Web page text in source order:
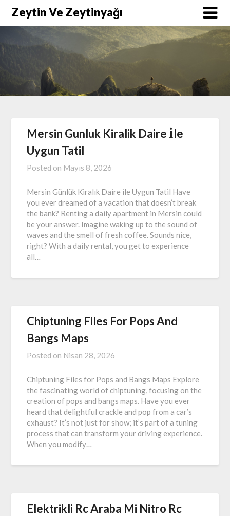
SkipZeytin Ve Zeytinyağı
Mersin Gunluk Kiralik Daire İle
Uygun Tatil
Posted on Mayıs 8, 2026
Mersin Günlük Kiralık Daire ile Uygun Tatil Have
you ever dreamed of a vacation that doesn’t break
the bank? Renting a daily apartment in Mersin could
be your answer. Imagine waking up to the sound of
waves and the smell of fresh coffee. Sounds nice,
right? With a daily rental, you get to experience
all…
Chiptuning Files For Pops And
Bangs Maps
Posted on Nisan 28, 2026
Chiptuning Files for Pops and Bangs Maps Explore
the fascinating world of chiptuning, focusing on the
creation of pops and bangs maps. Have you ever
heard that delightful crackle and pop from a car’s
exhaust? It’s not just for show; it’s part of a tuning
process that can transform your driving experience.
When you modify…
Elektrikli Rc Araba Mi Nitro Rc